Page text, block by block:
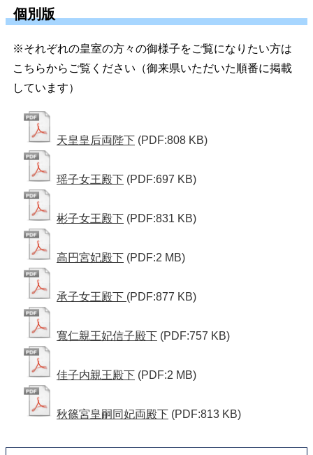
個別版
※それぞれの皇室の方々の御様子をご覧になりたい方は
こちらからご覧ください（御来県いただいた順番に掲載
しています）
天皇皇后両陛下 (PDF:808 KB)
瑶子女王殿下 (PDF:697 KB)
彬子女王殿下 (PDF:831 KB)
高円宮妃殿下 (PDF:2 MB)
承子女王殿下 (PDF:877 KB)
寬仁親王妃信子殿下 (PDF:757 KB)
佳子内親王殿下 (PDF:2 MB)
秋篠宮皇嗣同妃両殿下 (PDF:813 KB)